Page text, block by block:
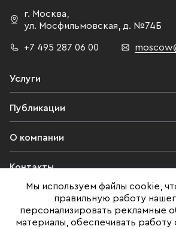
г. Москва,
ул. Мосфильмовская, д. №74Б
+7 495 287 06 00
Услуги
Публикации
О компании
Контакты
Юридическая информация
Мы используем файлы cookie,
правильную работу
персонализировать рекламные
материалы, обеспечивать работу